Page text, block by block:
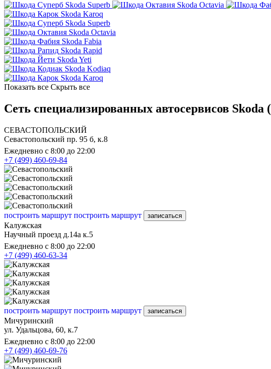
Skoda Superb Skoda Octavia
Skoda Karoq
Skoda Superb
Skoda Octavia
Skoda Fabia
Skoda Rapid
Skoda Yeti
Skoda Kodiaq
Skoda Karoq
Показать все Скрыть все
Сеть специализированных автосервисов
СЕВАСТОПОЛЬСКИЙ
Севастопольский пр. 95 б, к.8
Ежедневно с 8:00 до 22:00
+7 (499) 460-69-84
построить маршрут построить маршрут записаться
Калужская
Научный проезд д.14а к.5
Ежедневно с 8:00 до 22:00
+7 (499) 460-63-34
построить маршрут построить маршрут записаться
Мичуринский
ул. Удальцова, 60, к.7
Ежедневно с 8:00 до 22:00
+7 (499) 460-69-76